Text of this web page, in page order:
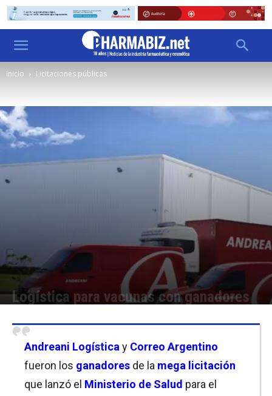
Inicio Licitaciones públicas
Logística para vacunas con ganadores
Andreani Logística y Correo Argentino
fueron los ganadores de la mega licitación
que lanzó el Ministerio de Salud para el